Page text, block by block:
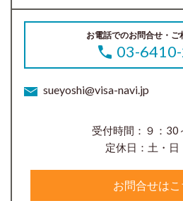
お電話でのお問合せ・ご
03-
sueyoshi@visa-navi.jp
受付時間：９：30
定休日：土・日
お問合せはこ